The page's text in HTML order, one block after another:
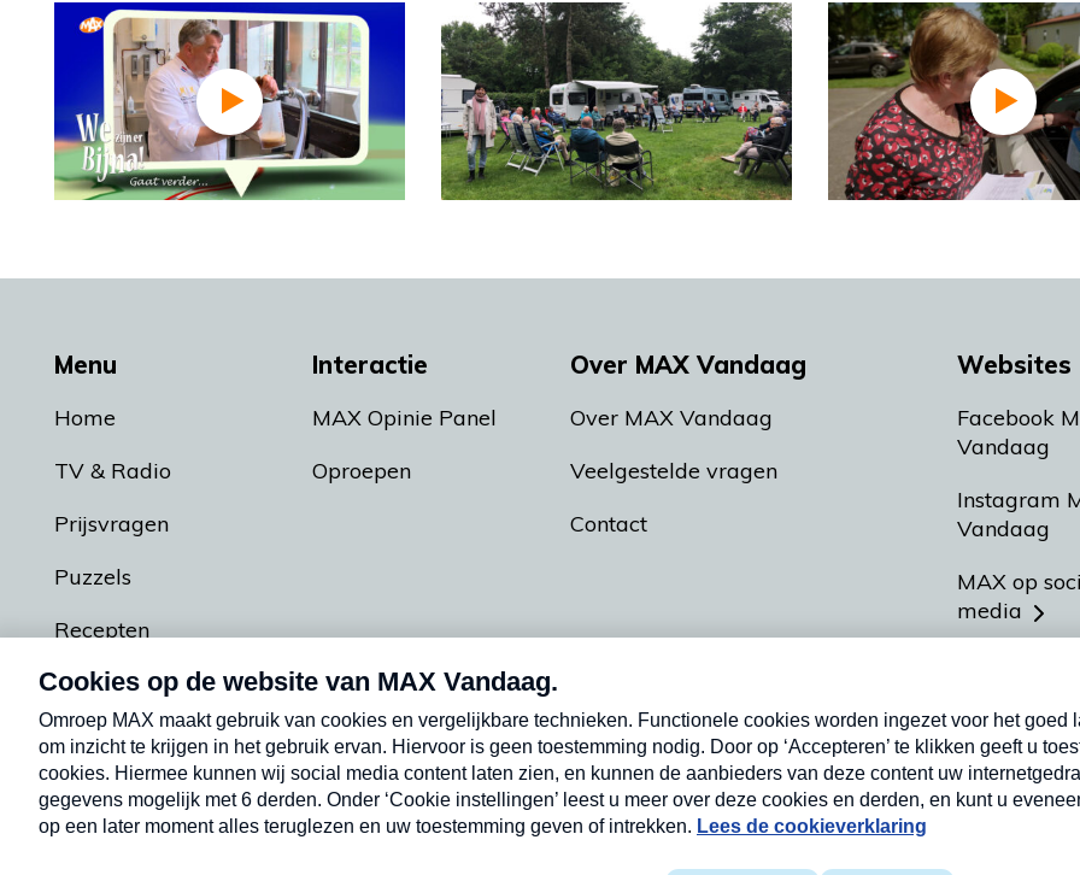
Menu
Home
TV & Radio
Prijsvragen
Puzzels
Recepten
Podcasts
Interactie
MAX Opinie Panel
Oproepen
Over MAX Vandaag
Over MAX Vandaag
Veelgestelde vragen
Contact
Websites
Facebook
Vandaag
Instagram
Vandaag
MAX op
media
Meldpunt
Heel